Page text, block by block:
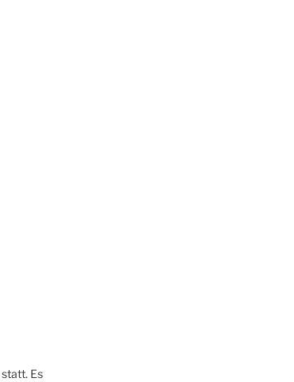
statt. Es